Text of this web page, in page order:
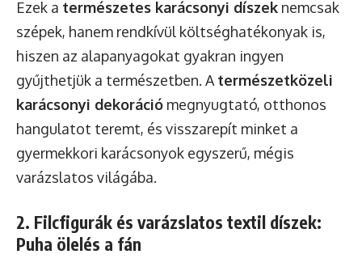
Ezek a természetes karácsonyi díszek nemcsak
szépek, hanem rendkívül költséghatékonyak is,
hiszen az alapanyagokat gyakran ingyen
gyűjthetjük a természetben. A természetközeli
karácsonyi dekoráció megnyugtató, otthonos
hangulatot teremt, és visszarepít minket a
gyermekkori karácsonyok egyszerű, mégis
varázslatos világába.
2. Filcfigurák és varázslatos textil díszek:
Puha ölelés a fán